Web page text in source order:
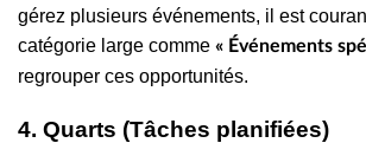
gérez plusieurs événements, il est
catégorie large comme « Événements
regrouper ces opportunités.
4. Quarts (Tâches planifiées)